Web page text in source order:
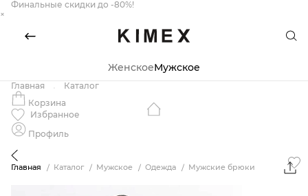
Финальные скидки до -80%!
×
ЖенскоеМужское
Главная
Каталог
Корзина
Избранное
Профиль
Главная Каталог Мужское Одежда Мужские брюки